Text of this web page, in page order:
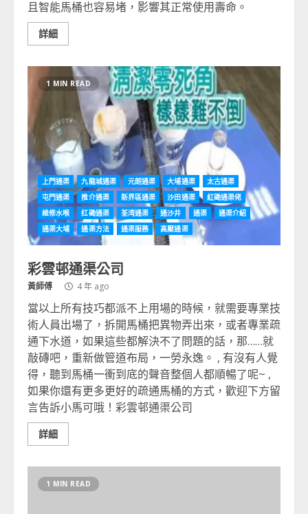
且智能馬桶也容易堵，影響其正常使用壽命。
詳細
1 MIN READ
上門通渠 九龍城通渠 元朗通渠 大埔通渠
太古通渠
屯門通渠
推介通渠 新界區通渠 沙田通渠
紅磡通渠佬
維修水喉
红磡通渠 荃湾通渠 通沙井 通渠
通渠介紹
通渠大埔
通渠方法 通渠服務 高壓通渠
彩雲邨通渠公司
黃師傅 4 年 ago
當以上所有技巧都派不上用場的時候，就需要專業技
術人員出場了，拆開馬桶把異物弄出來，或者專業疏
通下水道，如果這些都解決不了問題的話，那……就
敲磚吧，重新做管道布局，一勞永逸。 , 有沒有人覺
得，聽到馬桶一衝到底的聲音整個人都順暢了呢~ ,
如果你還有更多更好的疏通馬桶的方式，歡迎下方留
言告訴小馬可哦！彩雲邨通渠公司
詳細
1 MIN READ